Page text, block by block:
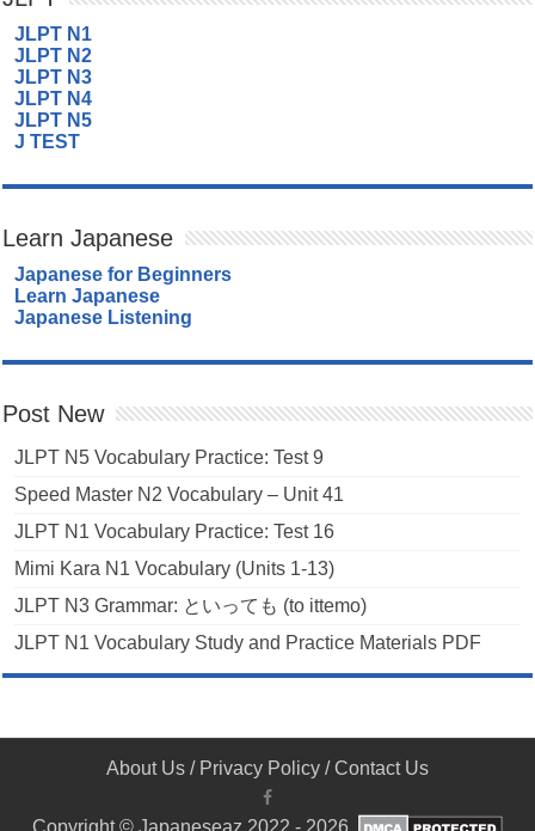
JLPT N1
JLPT N2
JLPT N3
JLPT N4
JLPT N5
J TEST
Learn Japanese
Japanese for Beginners
Learn Japanese
Japanese Listening
Post New
JLPT N5 Vocabulary Practice: Test 9
Speed Master N2 Vocabulary – Unit 41
JLPT N1 Vocabulary Practice: Test 16
Mimi Kara N1 Vocabulary (Units 1-13)
JLPT N3 Grammar: といっても (to ittemo)
JLPT N1 Vocabulary Study and Practice Materials PDF
About Us / Privacy Policy /Contact Us